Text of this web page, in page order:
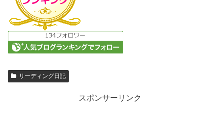
リーディング日記
スポンサーリンク